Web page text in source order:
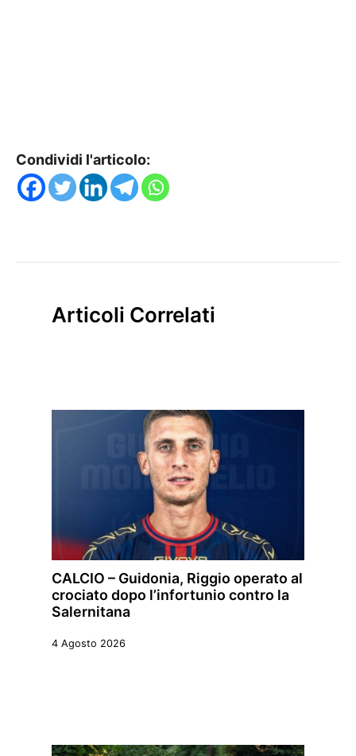
Condividi l'articolo:
Articoli Correlati
CALCIO – Guidonia, Riggio operato al
crociato dopo l’infortunio contro la
Salernitana
4 Agosto 2026